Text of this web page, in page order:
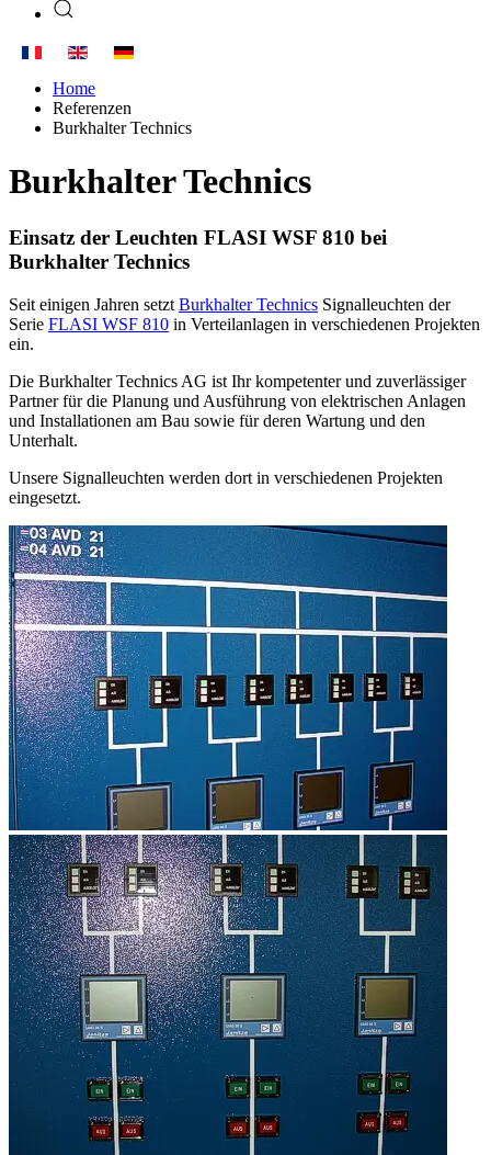
Home
Referenzen
Burkhalter Technics
Burkhalter Technics
Einsatz der Leuchten FLASI WSF 810 bei
Burkhalter Technics
Seit einigen Jahren setzt Burkhalter Technics Signalleuchten der
Serie FLASI WSF 810 in Verteilanlagen in verschiedenen Projekten
ein.
Die Burkhalter Technics AG ist Ihr kompetenter und zuverlässiger
Partner für die Planung und Ausführung von elektrischen Anlagen
und Installationen am Bau sowie für deren Wartung und den
Unterhalt.
Unsere Signalleuchten werden dort in verschiedenen Projekten
eingesetzt.